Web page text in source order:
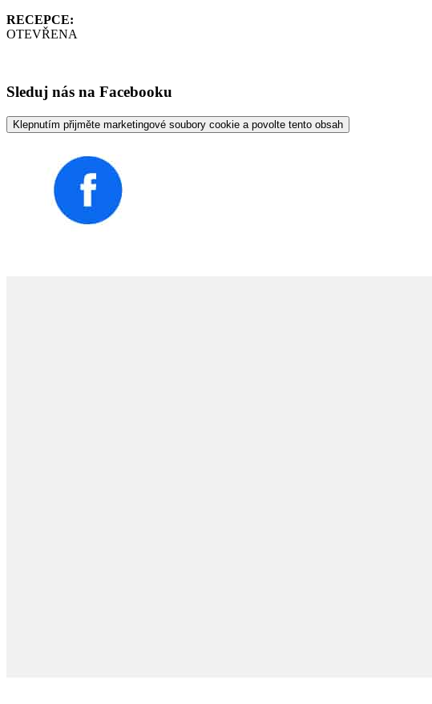
RECEPCE:
OTEVŘENA
Sleduj nás na Facebooku
Klepnutím přijměte marketingové soubory cookie a povolte tento obsah